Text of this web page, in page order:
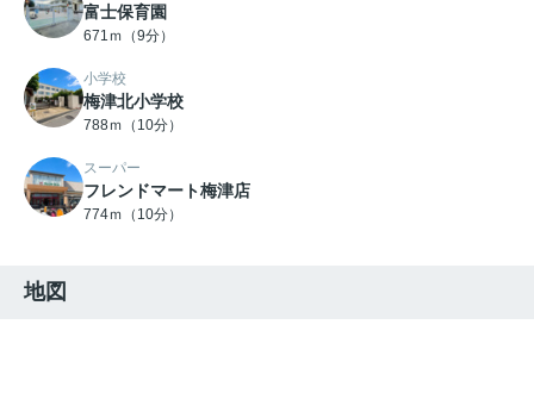
富士保育園
671ｍ（9分）
小学校
梅津北小学校
788ｍ（10分）
スーパー
フレンドマート梅津店
774ｍ（10分）
地図